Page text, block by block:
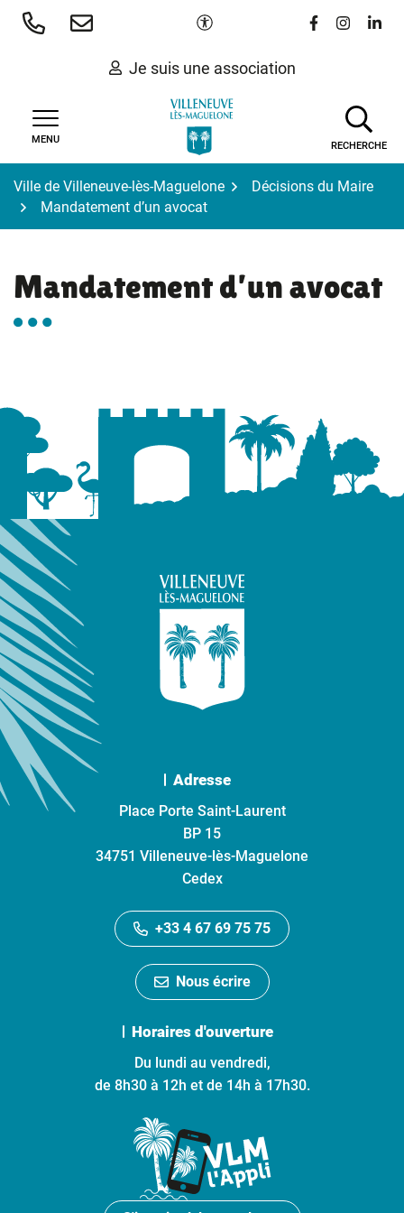
Aller
Paramètres d'accessibilité
Lien vers le
Lien vers
Lien
Je suis une association
MENU
RECHERCHE
Ville de Villeneuve-lès-Maguelone
Décisions du Maire
Mandatement d’un avocat
Mandatement d’un avocat
Adresse
Place Porte Saint-Laurent
BP 15
34751 Villeneuve-lès-Maguelone
Cedex
+33 4 67 69 75 75
Nous écrire
Horaires d'ouverture
Du lundi au vendredi,
de 8h30 à 12h et de 14h à 17h30.